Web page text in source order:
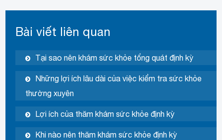
Bài viết liên quan
Tại sao nên khám sức khỏe tổng quát định kỳ
Những lợi ích lâu dài của việc kiểm tra sức khỏe
thường xuyên
Lợi ích của thăm khám sức khỏe định kỳ
Khi nào nên thăm khám sức khỏe định kỳ